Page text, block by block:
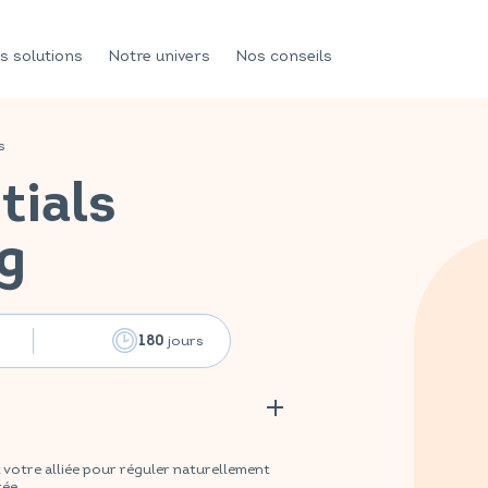
solutions Notre univers Nos conseils
180 jours
votre alliée pour réguler naturellement